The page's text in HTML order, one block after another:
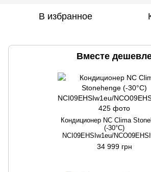
В избранное
Вместе
Кондиционер NC Clima
(-30°C)
NCI09EHSIw1eu/
34 999 грн